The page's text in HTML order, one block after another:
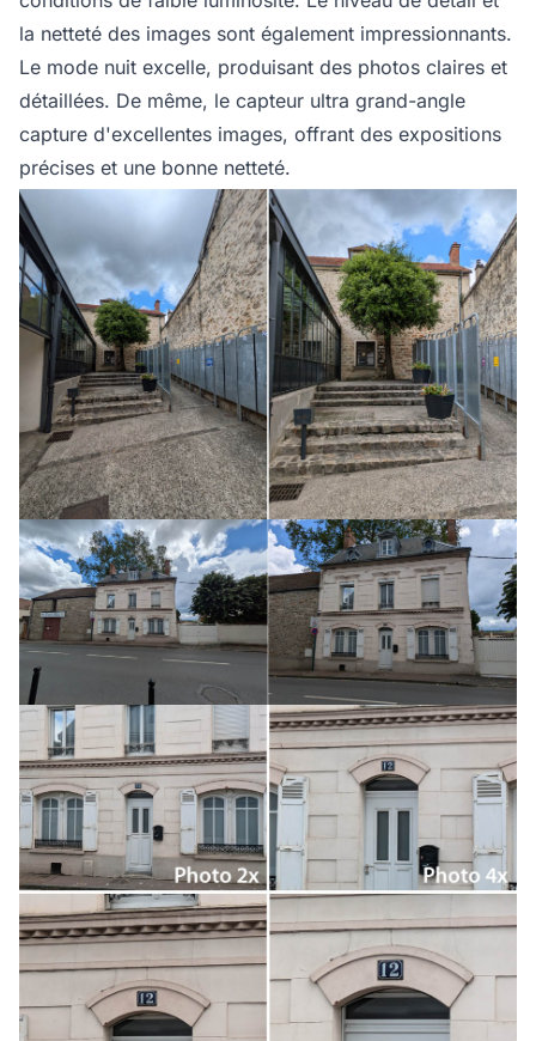
la netteté des images sont également impressionnants.
Le mode nuit excelle, produisant des photos claires et
détaillées. De même, le capteur ultra grand-angle
capture d'excellentes images, offrant des expositions
précises et une bonne netteté.